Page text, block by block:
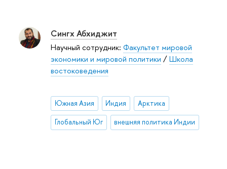
Сингх Абхиджит
Научный сотрудник: Факультет мировой
экономики и мировой политики /Школа
востоковедения
Южная Азия Индия Арктика
Глобальный Юг внешняя политика Индии